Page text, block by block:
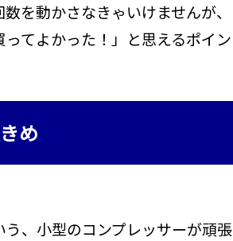
を動かさなきゃいけませんが、
てよかった！」と思えるポイン
め
う、小型のコンプレッサーが頑張